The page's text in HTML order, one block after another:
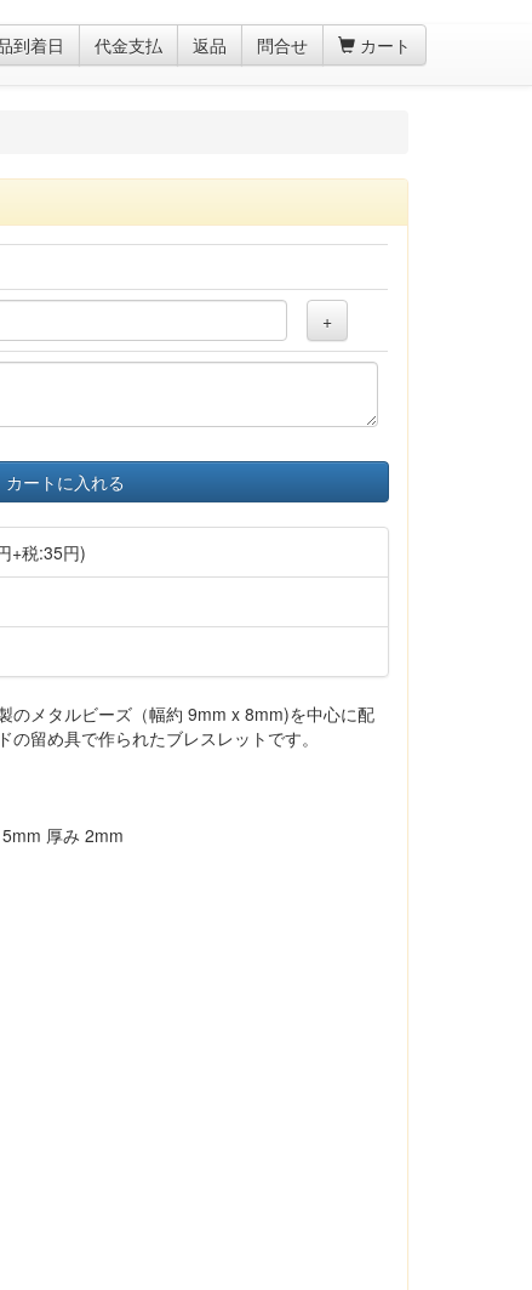
到着日 代金支払 返品 問合せ カート
+
カートに入れる
+税:35円)
のメタルビーズ（幅約 9mm x 8mm)を中心に配
留め具で作られたブレスレットです。
厚み 2mm